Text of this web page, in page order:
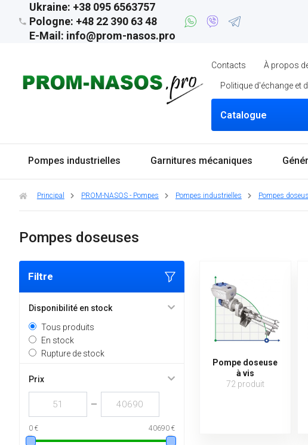
Ukraine: +38 095 6563757
Pologne: +48 22 390 63 48
E-Mail: info@prom-nasos.pro
Contacts À propos
Politique d'échange et
Catalogue
Pompes industrielles Garnitures mécaniques
Principal PROM-NASOS - Pompes Pompes industrielles Pompes
Pompes doseuses
Filtre
Disponibilité en stock
Tous produits
En stock
Rupture de stock
Prix
—
0 € 40690 €
Pompe doseuse
à vis
72 produit